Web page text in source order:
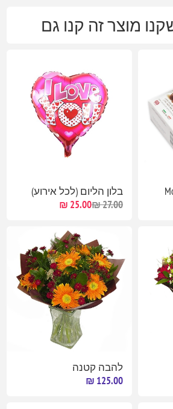
מוצר זה קנו גם
בלון הליום (לכל אירוע)
27.00 ₪
25.00 ₪
להבה קטנה
125.00 ₪